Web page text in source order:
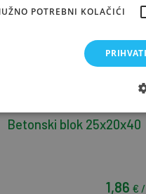
Betonski blok 25x20x40
1,86 € /
POTREBNI KOLAČIĆI